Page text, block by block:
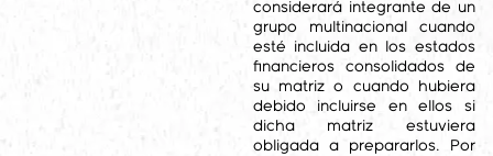
considerará integrante de un
grupo multinacional cuando
esté incluida en los estados
financieros consolidados de
su matriz o cuando hubiera
debido incluirse en ellos si
dicha matriz estuviera
obligada a prepararlos. Por